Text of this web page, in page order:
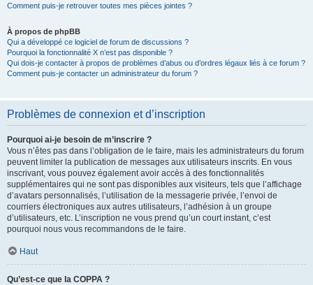
Comment puis-je retrouver toutes mes pièces jointes ?
À propos de phpBB
Qui a développé ce logiciel de forum de discussions ?
Pourquoi la fonctionnalité X n’est pas disponible ?
Qui dois-je contacter à propos de problèmes d’abus ou d’ordres légaux liés à ce forum ?
Comment puis-je contacter un administrateur du forum ?
Problèmes de connexion et d’inscription
Pourquoi ai-je besoin de m’inscrire ?
Vous n’êtes pas dans l’obligation de le faire, mais les administrateurs du forum
peuvent limiter la publication de messages aux utilisateurs inscrits. En vous
inscrivant, vous pouvez également avoir accès à des fonctionnalités
supplémentaires qui ne sont pas disponibles aux visiteurs, tels que l’affichage
d’avatars personnalisés, l’utilisation de la messagerie privée, l’envoi de
courriers électroniques aux autres utilisateurs, l’adhésion à un groupe
d’utilisateurs, etc. L’inscription ne vous prend qu’un court instant, c’est
pourquoi nous vous recommandons de le faire.
Haut
Qu’est-ce que la COPPA ?